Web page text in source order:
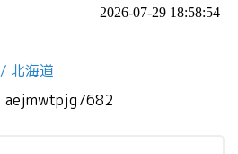
2026-07-29 18:58:54
/ 北海道
aejmwtpjg7682